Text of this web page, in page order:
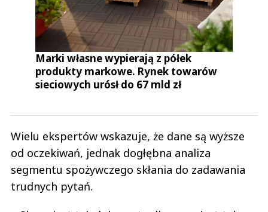
Marki własne wypierają z półek
produkty markowe. Rynek towarów
sieciowych urósł do 67 mld zł
Wielu ekspertów wskazuje, że dane są wyższe
od oczekiwań, jednak dogłębna analiza
segmentu spożywczego skłania do zadawania
trudnych pytań.